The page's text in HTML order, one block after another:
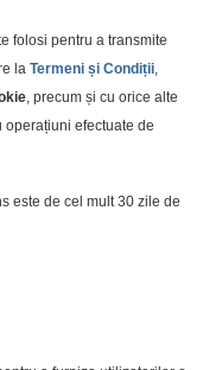
folosi pentru a transmite
la Termeni și Condiții,
, precum și cu orice alte
efectuate de
este de cel mult 30 zile de